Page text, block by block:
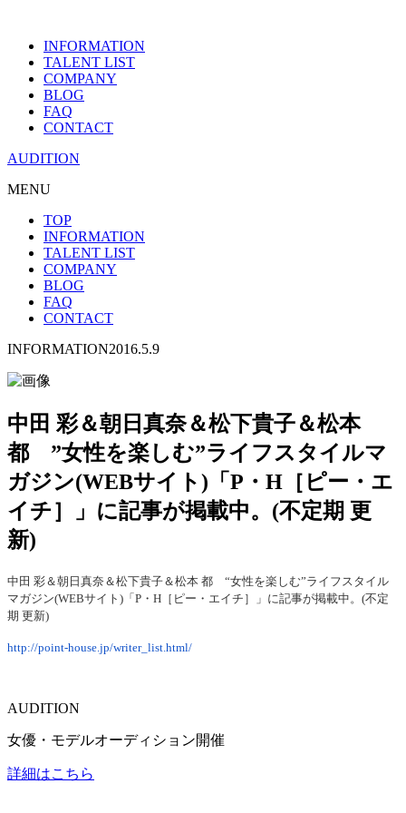
INFORMATION
TALENT LIST
COMPANY
BLOG
FAQ
CONTACT
AUDITION
MENU
TOP
INFORMATION
TALENT LIST
COMPANY
BLOG
FAQ
CONTACT
INFORMATION2016.5.9
中田 彩＆朝日真奈＆松下貴子＆松本
都 ”女性を楽しむ”ライフスタイルマ
ガジン(WEBサイト)「P・H［ピー・エ
イチ］」に記事が掲載中。(不定期 更
新)
中田 彩＆朝日真奈＆松下貴子＆松本 都 “女性を楽しむ”ライフスタイル
マガジン(WEBサイト)「P・H［ピー・エイチ］」に記事が掲載中。(不定
期 更新)
http://point-house.jp/writer_list.html/
AUDITION
女優・モデルオーディション開催
詳細はこちら